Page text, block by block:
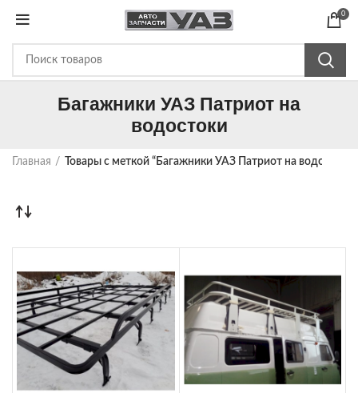
0
Багажники УАЗ Патриот на
водостоки
Главная Товары с меткой “Багажники УАЗ Патриот на водостоки”